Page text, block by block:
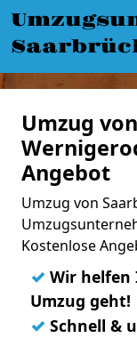
Umzug
Angebot
Umzug von
Kostenlose
✓ Wir helfen
Umzug geht!
✓ Schnell &